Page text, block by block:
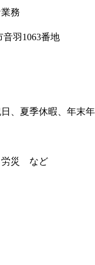
務
羽1063番地
、夏季休暇、年末
労災 など